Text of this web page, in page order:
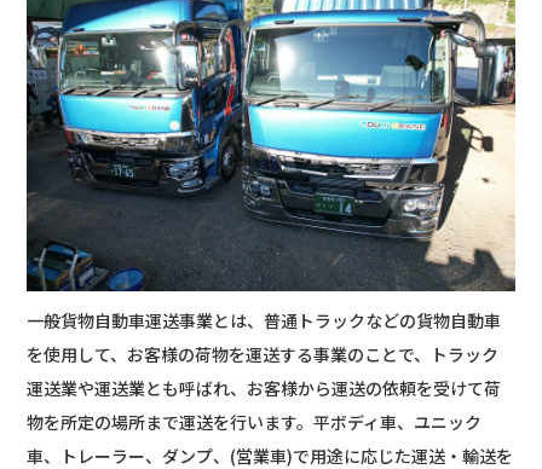
一般貨物自動車運送事業とは、普通トラックなどの貨物自動車
を使用して、お客様の荷物を運送する事業のことで、トラック
運送業や運送業とも呼ばれ、お客様から運送の依頼を受けて荷
物を所定の場所まで運送を行います。平ボディ車、ユニック
車、トレーラー、ダンプ、(営業車)で用途に応じた運送・輸送を